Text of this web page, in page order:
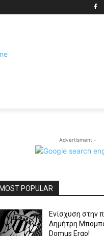
- Advertisment -
POPULAR
Ενίσχυση στην
Δημήτρη
Domus Ergo!